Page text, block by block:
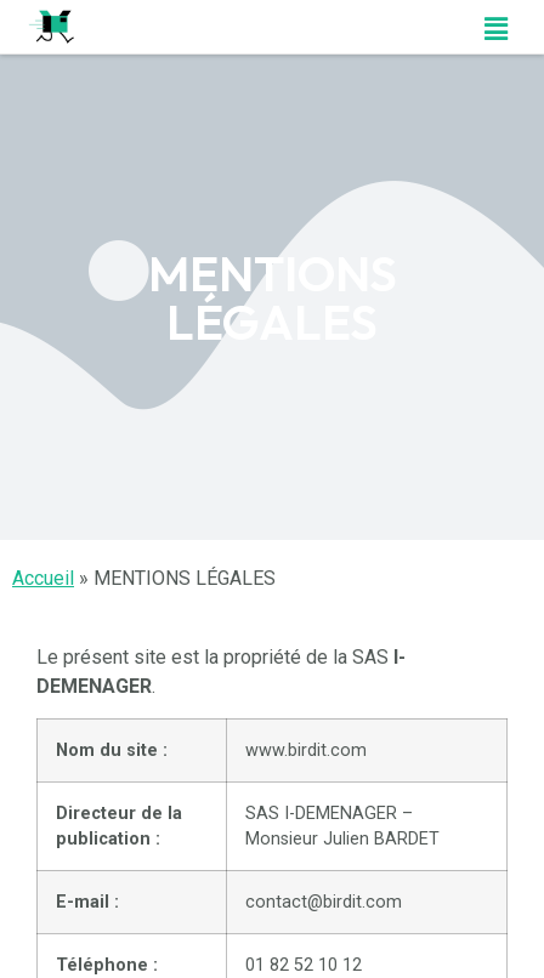
MENTIONS
LÉGALES
Accueil » MENTIONS LÉGALES
Le présent site est la propriété de la SAS I-
DEMENAGER.
Nom du site : www.birdit.com
Directeur de la
publication :
SAS I-DEMENAGER –
Monsieur Julien BARDET
E-mail : contact@birdit.com
Téléphone : 01 82 52 10 12